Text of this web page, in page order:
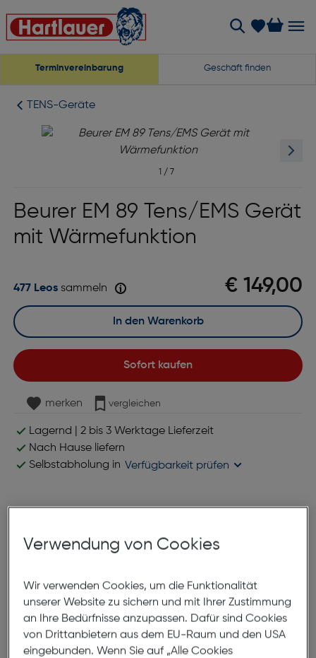
Terminvereinbarung Geschäft finden
TENS-Geräte
1 / 7
Beurer EM 89 Tens/EMS Gerät
mit Wärmefunktion
€ 149,00
477 Leossammeln
Sofort kaufen
In den Warenkorb
merken vergleichen
Lagernd | 2 bis 3 Werktage Lieferzeit
Nach Hause liefern
Selbstabholung in Verfügbarkeit prüfen
Beurer EM 89 Tens/EMS Gerät mit
ArtNr.: 180005881
4-in-1 Funktionen: TENS, EMS,
Massage, Wärme
Verwendung von Cookies
Wir verwenden Cookies, um die Funktionalität
unserer Website zu sichern und mit Ihrer Zustimmung
an Ihre Bedürfnisse anzupassen. Dafür sind Cookies
von Drittanbietern aus dem EU-Raum und den USA
eingebunden. Wenn Sie auf „Alle Cookies